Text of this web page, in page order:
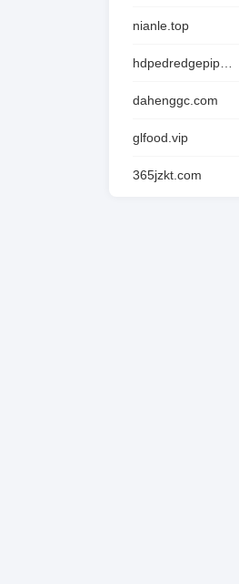
nianle.top
dahenggc.com
glfood.vip
365jzkt.com